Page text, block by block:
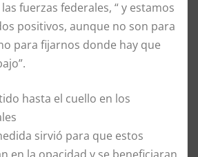
fuerzas federales, “ y estamos
positivos, aunque no son para
para fijarnos donde hay que
hasta el cuello en los
sirvió para que estos